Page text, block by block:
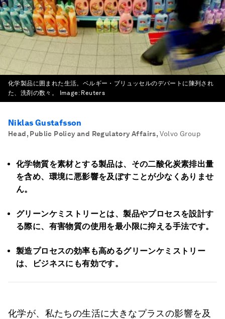
化学製品に囲まれた生活。ベルギー・ブリュッセルのデパートに陳列され
た、洗剤の数々。
Image: Reuters
Niklas Gustafsson
Head, Public Policy and Regulatory Affairs, Volvo Group
化学物質を素材とする製品は、その二酸化炭素排出量
を含め、環境に悪影響を及ぼすことが少なくありませ
ん。
グリーンケミストリーとは、製品やプロセスを設計す
る際に、有害物質の使用を最小限に抑える手法です。
製造プロセスの効率も高めるグリーンケミストリー
は、ビジネスにも有効です。
化学が、私たちの生活に大きなプラスの影響を及